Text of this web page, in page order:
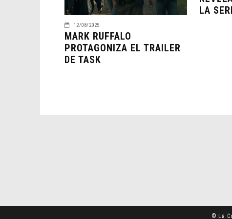
12/08/2025
MARK RUFFALO
PROTAGONIZA EL TRAILER
DE TASK
LA
© La